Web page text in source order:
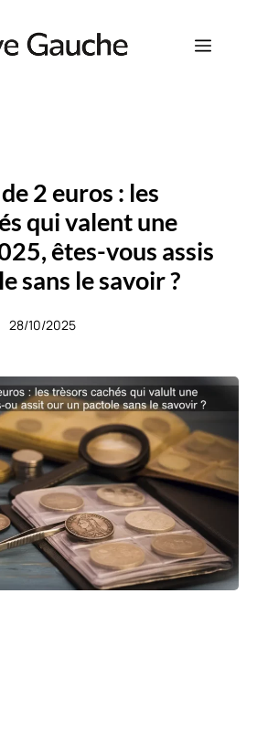
Menu
2 euros : les
qui valent une
êtes-vous assis
sans le savoir ?
28/10/2025